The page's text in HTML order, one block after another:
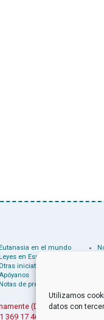
Utilizamos
datos con
Eutanasia en el mundo
Leyes en España
Otras iniciativas
Apóyanos
Notas de prensa
(DMD)
369 17 46